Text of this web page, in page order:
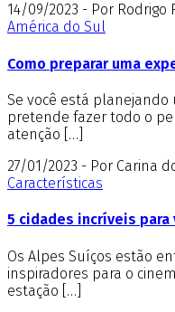
14/09/2023 - Por Rodrigo
América do Sul
Como preparar uma
Se você está planejando
pretende fazer todo o
atenção […]
27/01/2023 - Por Carina
Características
5 cidades incríveis
Os Alpes Suíços estão
inspiradores para o
estação […]